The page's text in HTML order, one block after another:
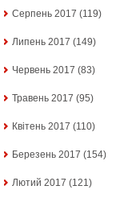
Серпень 2017 (119)
Липень 2017 (149)
Червень 2017 (83)
Травень 2017 (95)
Квітень 2017 (110)
Березень 2017 (154)
Лютий 2017 (121)